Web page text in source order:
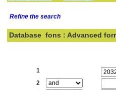
Refine the search
Database fons : Advanced
1
2